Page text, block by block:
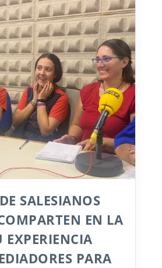
SALESIANOS
EN LA
EXPERIENCIA
PARA